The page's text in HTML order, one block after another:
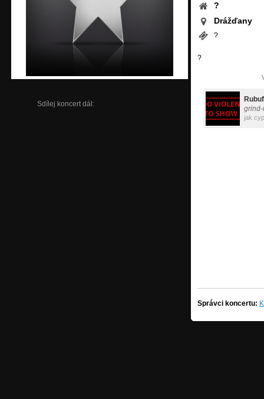
Sdílej koncert dál:
?
Drážďany
?
?
jak
Správci koncertu: